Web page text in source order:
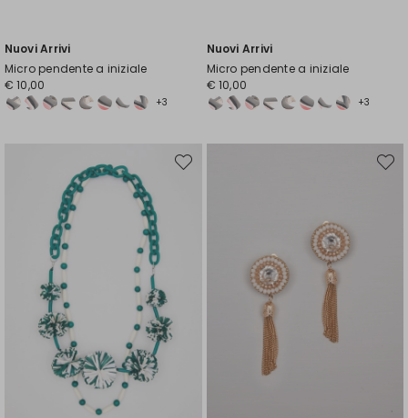
Nuovi Arrivi
Micro pendente a iniziale
€ 10,00
+3
Nuovi Arrivi
Micro pendente a iniziale
€ 10,00
+3
Sposta